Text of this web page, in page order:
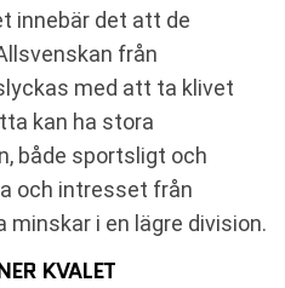
innebär det att de
från
med att ta klivet
kan ha stora
både sportsligt och
och intresset från
i en lägre division.
KVALET